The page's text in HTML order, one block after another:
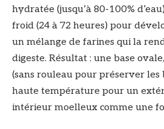
hydratée (jusqu’à 80-100%
froid (24 à 72 heures) pour
un mélange de farines qui la
digeste. Résultat : une base
(sans rouleau pour préserver les
haute température pour un
intérieur moelleux comme une